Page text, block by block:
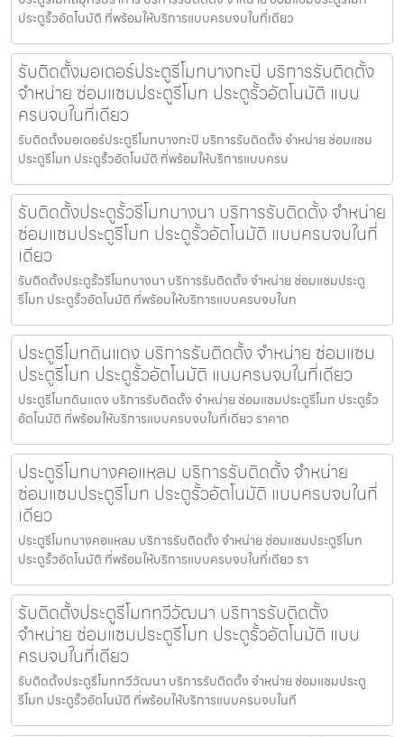
ประตูรั้วอัตโนมัติ ที่พร้อมให้บริการแบบครบจบในที่เดียว
รับติดตั้งมอเตอร์ประตูรีโมทบางกะปิ บริการรับติดตั้ง
จำหน่าย ซ่อมแซมประตูรีโมท ประตูรั้วอัตโนมัติ แบบ
ครบจบในที่เดียว
รับติดตั้งมอเตอร์ประตูรีโมทบางกะปิ บริการรับติดตั้ง จำหน่าย ซ่อมแซม
ประตูรีโมท ประตูรั้วอัตโนมัติ ที่พร้อมให้บริการแบบครบ
รับติดตั้งประตูรั้วรีโมทบางนา บริการรับติดตั้ง จำหน่าย
ซ่อมแซมประตูรีโมท ประตูรั้วอัตโนมัติ แบบครบจบในที่
เดียว
รับติดตั้งประตูรั้วรีโมทบางนา บริการรับติดตั้ง จำหน่าย ซ่อมแซมประตู
รีโมท ประตูรั้วอัตโนมัติ ที่พร้อมให้บริการแบบครบจบในท
ประตูรีโมทดินแดง บริการรับติดตั้ง จำหน่าย ซ่อมแซม
ประตูรีโมท ประตูรั้วอัตโนมัติ แบบครบจบในที่เดียว
ประตูรีโมทดินแดง บริการรับติดตั้ง จำหน่าย ซ่อมแซมประตูรีโมท ประตูรั้ว
อัตโนมัติ ที่พร้อมให้บริการแบบครบจบในที่เดียว ราคาถ
ประตูรีโมทบางคอแหลม บริการรับติดตั้ง จำหน่าย
ซ่อมแซมประตูรีโมท ประตูรั้วอัตโนมัติ แบบครบจบในที่
เดียว
ประตูรีโมทบางคอแหลม บริการรับติดตั้ง จำหน่าย ซ่อมแซมประตูรีโมท
ประตูรั้วอัตโนมัติ ที่พร้อมให้บริการแบบครบจบในที่เดียว รา
รับติดตั้งประตูรีโมททวีวัฒนา บริการรับติดตั้ง
จำหน่าย ซ่อมแซมประตูรีโมท ประตูรั้วอัตโนมัติ แบบ
ครบจบในที่เดียว
รับติดตั้งประตูรีโมททวีวัฒนา บริการรับติดตั้ง จำหน่าย ซ่อมแซมประตู
รีโมท ประตูรั้วอัตโนมัติ ที่พร้อมให้บริการแบบครบจบในที